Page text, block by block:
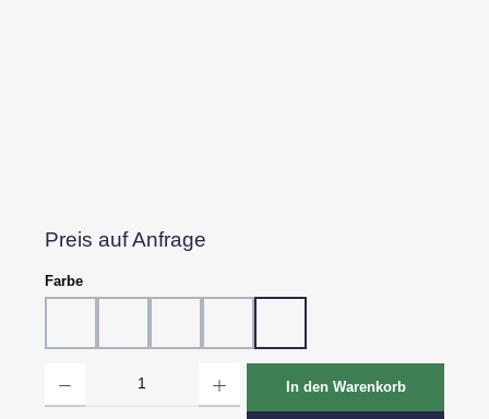
Preis auf Anfrage
Farbeauswählen
In den Warenkorb